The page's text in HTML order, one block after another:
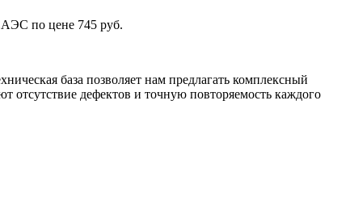
по цене 745 руб.
база позволяет нам предлагать комплексный
дефектов и точную повторяемость каждого